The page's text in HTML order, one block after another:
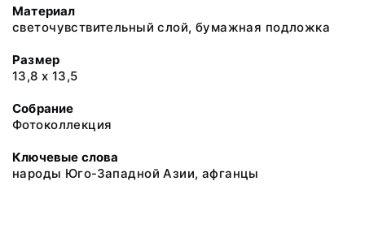
Материал
светочувствительный слой, бумажная подложка
Размер
13,8 х 13,5
Собрание
Фотоколлекция
Ключевые слова
народы Юго-Западной Азии, афганцы